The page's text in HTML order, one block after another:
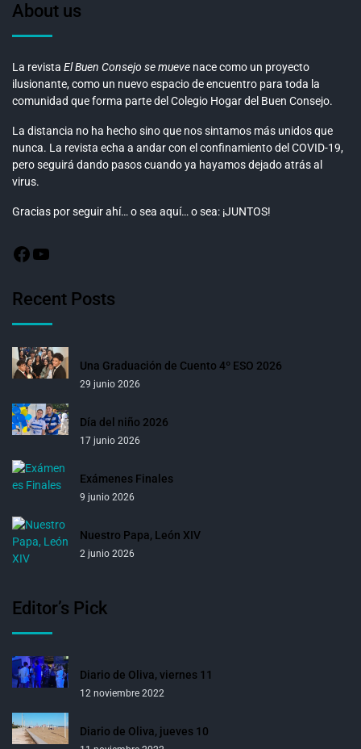
About us
La revista El Buen Consejo se mueve nace como un proyecto
ilusionante, como un nuevo espacio de encuentro para toda la
comunidad que forma parte del Colegio Hogar del Buen Consejo.
La distancia no ha hecho sino que nos sintamos más unidos que
nunca. La revista echa a andar con el confinamiento del COVID-19,
pero seguirá dando pasos cuando ya hayamos dejado atrás al
virus.
Gracias por seguir ahí… o sea aquí… o sea: ¡JUNTOS!
Recent Posts
Una Graduación de Cuento 4º ESO 2026
29 junio 2026
Día del niño 2026
17 junio 2026
Exámenes Finales
9 junio 2026
Nuestro Papa, León XIV
2 junio 2026
Editor’s Pick
Diario de Oliva, viernes 11
12 noviembre 2022
Diario de Oliva, jueves 10